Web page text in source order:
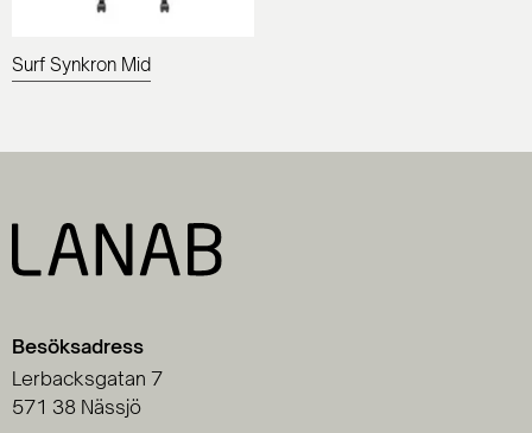
Surf Synkron Mid
Besöksadress
Lerbacksgatan 7
571 38 Nässjö